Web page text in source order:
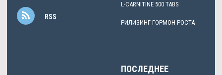
RSS
L-CARNITINE 500 TABS
РИЛИЗИНГ ГОРМОН РОСТА
ПОСЛЕДНЕЕ